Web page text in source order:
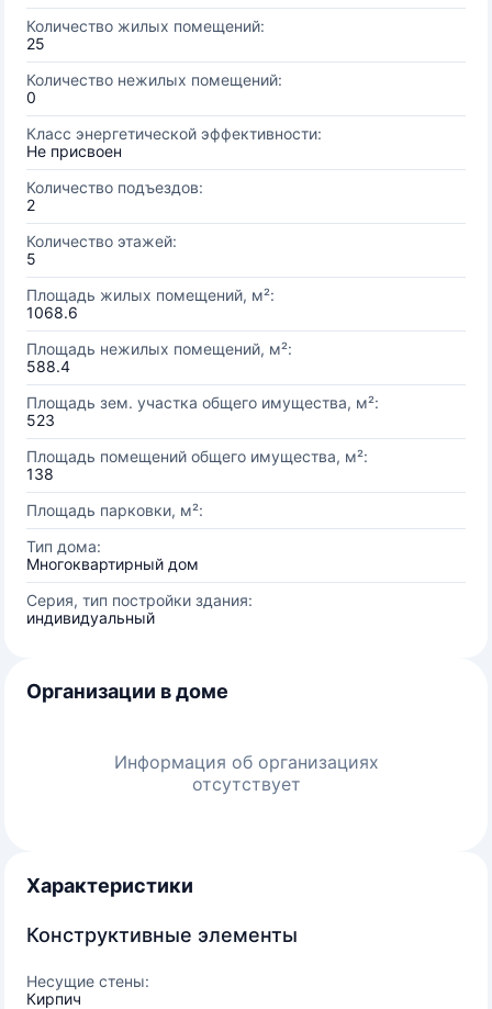
Количество жилых помещений:
25
Количество нежилых помещений:
0
Класс энергетической эффективности:
Не присвоен
Количество подъездов:
2
Количество этажей:
5
Площадь жилых помещений, м²:
1068.6
Площадь нежилых помещений, м²:
588.4
Площадь зем. участка общего имущества, м²:
523
Площадь помещений общего имущества, м²:
138
Площадь парковки, м²:
Тип дома:
Многоквартирный дом
Серия, тип постройки здания:
индивидуальный
Организации в доме
Информация об организациях
отсутствует
Характеристики
Конструктивные элементы
Несущие стены:
Кирпич